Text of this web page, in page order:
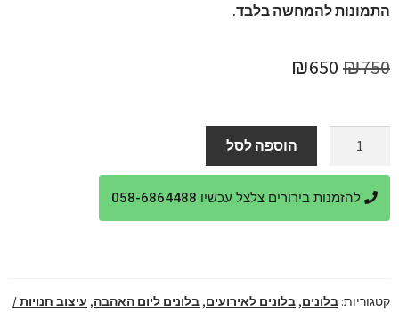
התמונות להמחשה בלבד.
₪750
המחיר
היה:
₪750.
₪650
הוא:
₪650.
עיצוב
חלון
ראווה
הוספה לסל
להזמנות בירורים צלצל עכשיו 058-6864488
קטגוריות: בלונים, בלונים לאירועים, בלונים ליום האהבה, עיצוב חנויות /